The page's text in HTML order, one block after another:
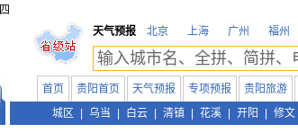
天气预报
北京 上海 广州 福州
首页 贵阳首页 天气预报 专项预报 贵阳旅游
城区
乌当 白云 清镇 花溪 开阳 修文